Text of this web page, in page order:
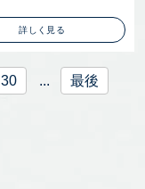
詳しく見る
30 ... 最後